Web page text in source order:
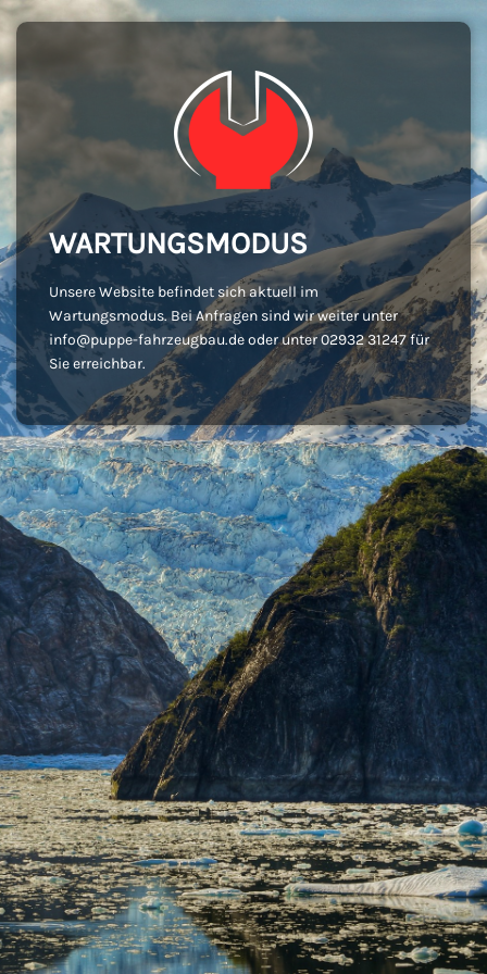
WARTUNGSMODUS
Unsere Website befindet sich aktuell im
Wartungsmodus. Bei Anfragen sind wir weiter unter
info@puppe-fahrzeugbau.de oder unter 02932 31247 für
Sie erreichbar.